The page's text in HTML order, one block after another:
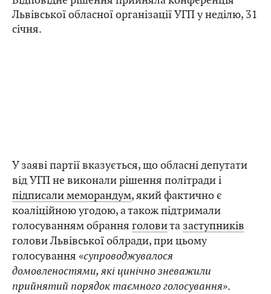
Львівської обласної організації УГП у неділю, 31
січня.
У заяві партії вказується, що обласні депутати
від УГП не виконали рішення політради і
підписали меморандум, який фактично є
коаліційною угодою, а також підтримали
голосуванням обрання головита заступників
голови Львівської облради, при цьому
голосування «супроводжувалося
домовленостями, які цинічно зневажили
прийнятий порядок таємного голосування».